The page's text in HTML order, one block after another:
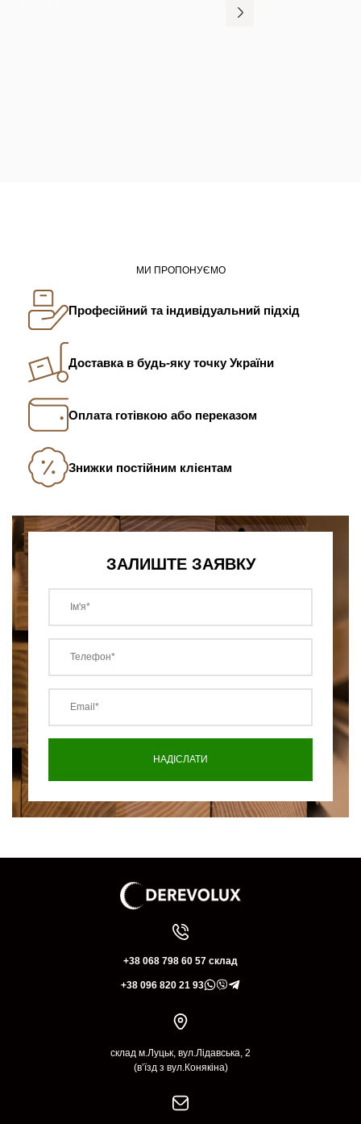
МИ ПРОПОНУЄМО
Професійний та індивідуальний підхід
Доставка в будь-яку точку України
Оплата готівкою або переказом
Знижки постійним клієнтам
ЗАЛИШТЕ ЗАЯВКУ
+38 068 798 60 57 склад
+38 096 820 21 93
склад м.Луцьк, вул.Лідавська, 2
(в’їзд з вул.Конякіна)